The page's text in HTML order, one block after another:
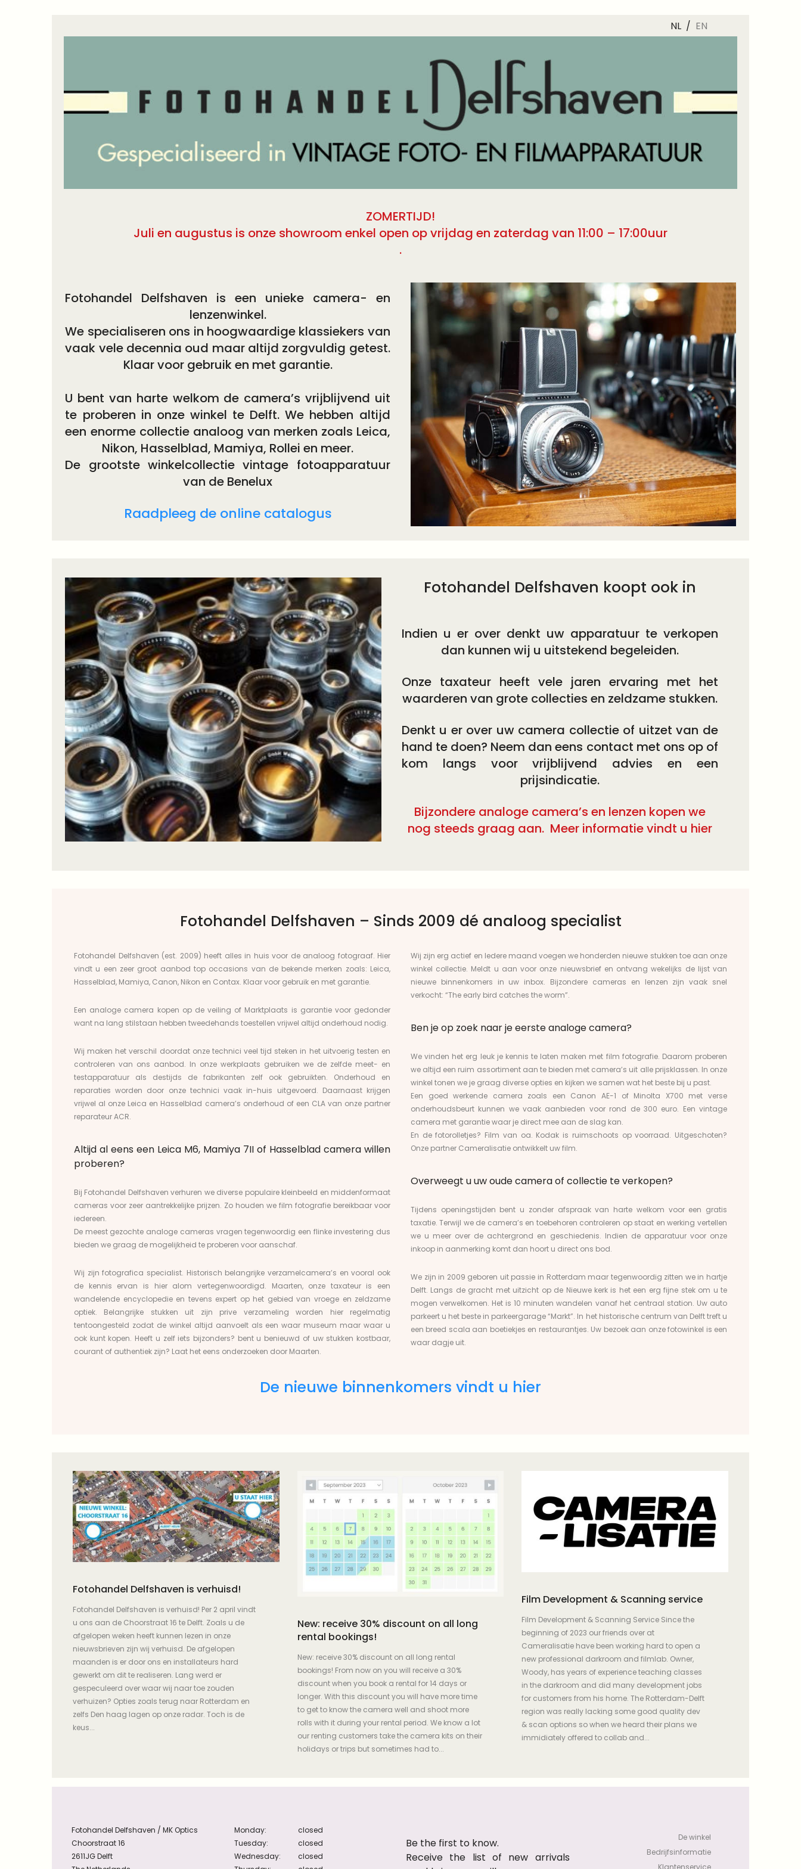
NL / EN
ZOMERTIJD!
Juli en augustus is onze showroom enkel open op vrijdag en zaterdag van 11:00 – 17:00uur
.
Fotohandel Delfshaven is een unieke camera- en
lenzenwinkel.
We specialiseren ons in hoogwaardige klassiekers van
vaak vele decennia oud maar altijd zorgvuldig getest.
Klaar voor gebruik en met garantie.
U bent van harte welkom de camera’s vrijblijvend uit
te proberen in onze winkel te Delft. We hebben altijd
een enorme collectie analoog van merken zoals Leica,
Nikon, Hasselblad, Mamiya, Rollei en meer.
De grootste winkelcollectie vintage fotoapparatuur
van de Benelux
Raadpleeg de online catalogus
Fotohandel Delfshaven koopt ook in
Indien u er over denkt uw apparatuur te verkopen
dan kunnen wij u uitstekend begeleiden.
Onze taxateur heeft vele jaren ervaring met het
waarderen van grote collecties en zeldzame stukken.
Denkt u er over uw camera collectie of uitzet van de
hand te doen? Neem dan eens contact met ons op of
kom langs voor vrijblijvend advies en een
prijsindicatie.
Bijzondere analoge camera’s en lenzen kopen we
nog steeds graag aan. Meer informatie vindt u hier
Fotohandel Delfshaven – Sinds 2009 dé analoog specialist
Fotohandel Delfshaven (est. 2009) heeft alles in huis voor de analoog fotograaf. Hier
vindt u een zeer groot aanbod top occasions van de bekende merken zoals: Leica,
Hasselblad, Mamiya, Canon, Nikon en Contax. Klaar voor gebruik en met garantie.
Een analoge camera kopen op de veiling of Marktplaats is garantie voor gedonder
want na lang stilstaan hebben tweedehands toestellen vrijwel altijd onderhoud nodig.
Wij maken het verschil doordat onze technici veel tijd steken in het uitvoerig testen en
controleren van ons aanbod. In onze werkplaats gebruiken we de zelfde meet- en
testapparatuur als destijds de fabrikanten zelf ook gebruikten. Onderhoud en
reparaties worden door onze technici vaak in-huis uitgevoerd. Daarnaast krijgen
vrijwel al onze Leica en Hasselblad camera’s onderhoud of een CLA van onze partner
reparateurACR.
Altijd al eens een Leica M6, Mamiya 7II of Hasselblad camera willen
proberen?
Bij Fotohandel Delfshaven verhuren we diverse populaire kleinbeeld en middenformaat
cameras voor zeer aantrekkelijke prijzen. Zo houden we film fotografie bereikbaar voor
iedereen.
De meest gezochte analoge cameras vragen tegenwoordig een flinke investering dus
bieden we graag de mogelijkheid te proberen voor aanschaf.
Wij zijn fotografica specialist. Historisch belangrijke verzamelcamera’s en vooral ook
de kennis ervan is hier alom vertegenwoordigd. Maarten, onze taxateur is een
wandelende encyclopedie en tevens expert op het gebied van vroege en zeldzame
optiek. Belangrijke stukken uit zijn prive verzameling worden hier regelmatig
tentoongesteld zodat de winkel altijd aanvoelt als een waar museum maar waar u
ook kunt kopen. Heeft u zelf iets bijzonders? bent u benieuwd of uw stukken kostbaar,
courant of authentiek zijn? Laat het eens onderzoeken door Maarten.
Wij zijn erg actief en Iedere maand voegen we honderden nieuwe stukken toe aan onze
winkel collectie. Meldt u aan voor onze nieuwsbriefen ontvang wekelijks de lijst van
nieuwe binnenkomers in uw inbox. Bijzondere cameras en lenzen zijn vaak snel
verkocht: “The early bird catches the worm”.
Ben je op zoek naar je eerste analoge camera?
We vinden het erg leuk je kennis te laten maken met film fotografie. Daarom proberen
we altijd een ruim assortiment aan te bieden met camera’s uit alle prijsklassen. In onze
winkel tonen we je graag diverse opties en kijken we samen wat het beste bij u past.
Een goed werkende camera zoals een Canon AE-1 of Minolta X700 met verse
onderhoudsbeurt kunnen we vaak aanbieden voor rond de 300 euro. Een vintage
camera met garantie waar je direct mee aan de slag kan.
En defotorolletjes? Film van oa. Kodak is ruimschoots op voorraad. Uitgeschoten?
Onze partner Cameralisatieontwikkelt uw film.
Overweegt u uw oude camera of collectie te verkopen?
Tijdens openingstijden bent u zonder afspraak van harte welkom voor een gratis
taxatie. Terwijl we de camera’s en toebehoren controleren op staat en werking vertellen
we u meer over de achtergrond en geschiedenis. Indien de apparatuur voor onze
inkoop in aanmerking komt dan hoort u direct ons bod.
We zijn in 2009 geboren uit passie in Rotterdam maar tegenwoordig zitten we in hartje
Delft. Langs de gracht met uitzicht op de Nieuwe kerkis het een erg fijne stek om u te
mogen verwelkomen. Het is 10 minuten wandelen vanaf het centraal station. Uw auto
parkeert u het beste in parkeergarage “Markt”. In het historische centrum van Delft treft u
een breed scala aan boetiekjes en restaurantjes. Uw bezoek aan onze fotowinkel is een
waar dagje uit.
De nieuwe binnenkomers vindt u hier
Fotohandel Delfshaven is verhuisd!
Fotohandel Delfshaven is verhuisd! Per 2 april vindt
u ons aan de Choorstraat 16 te Delft. Zoals u de
afgelopen weken heeft kunnen lezen in onze
nieuwsbrieven zijn wij verhuisd. De afgelopen
maanden is er door ons en installateurs hard
gewerkt om dit te realiseren. Lang werd er
gespeculeerd over waar wij naar toe zouden
verhuizen? Opties zoals terug naar Rotterdam en
zelfs Den haag lagen op onze radar. Toch is de
keus...
New: receive 30% discount on all long
rental bookings!
New: receive 30% discount on all long rental
bookings! From now on you will receive a 30%
discount when you book a rental for 14 days or
longer. With this discount you will have more time
to get to know the camera well and shoot more
rolls with it during your rental period. We know a lot
our renting customers take the camera kits on their
holidays or trips but sometimes had to...
Film Development & Scanning service
Film Development & Scanning Service Since the
beginning of 2023 our friends over at
Cameralisatie have been working hard to open a
new professional darkroom and filmlab. Owner,
Woody, has years of experience teaching classes
in the darkroom and did many development jobs
for customers from his home. The Rotterdam-Delft
region was really lacking some good quality dev
& scan options so when we heard their plans we
immidiately offered to collab and...
Fotohandel Delfshaven / MK Optics
Choorstraat 16
2611JG Delft
Monday:
Tuesday:
Wednesday:
closed
closed
closed
Be the first to know.
Receive the list of new arrivals
De winkel
Bedrijfsinformatie
Klantenservice